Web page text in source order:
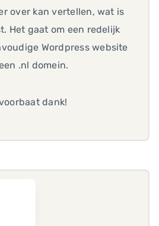
over kan vertellen, wat is
Het gaat om een redelijk
Wordpress website
.nl domein.
dank!